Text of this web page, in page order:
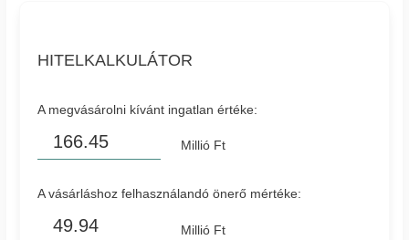
HITELKALKULÁTOR
A megvásárolni kívánt ingatlan értéke:
Millió Ft
A vásárláshoz felhasználandó önerő mértéke:
Millió Ft